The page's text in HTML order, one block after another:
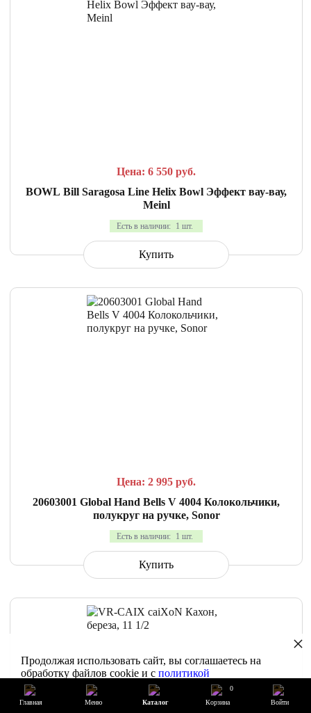
Цена: 6 550 руб.
BOWL Bill Saragosa Line Helix Bowl Эффект вау-вау,
Meinl
Есть в наличии: 1 шт.
Купить
Цена: 2 995 руб.
20603001 Global Hand Bells V 4004 Колокольчики,
полукруг на ручке, Sonor
Есть в наличии: 1 шт.
Купить
Продолжая использовать сайт, вы соглашаетесь на
обработку файлов cookie и с политикой
конфиденциальности
×
Главная Меню Каталог Корзина
0
Войти